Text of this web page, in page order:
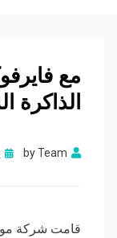
الذاكرة
byTeam
قامت شركة